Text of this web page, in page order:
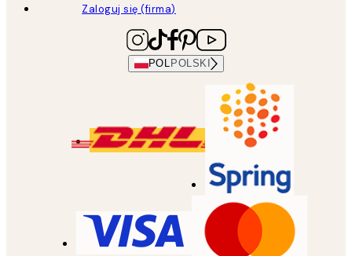
Zaloguj się (firma)
POL POLSKI